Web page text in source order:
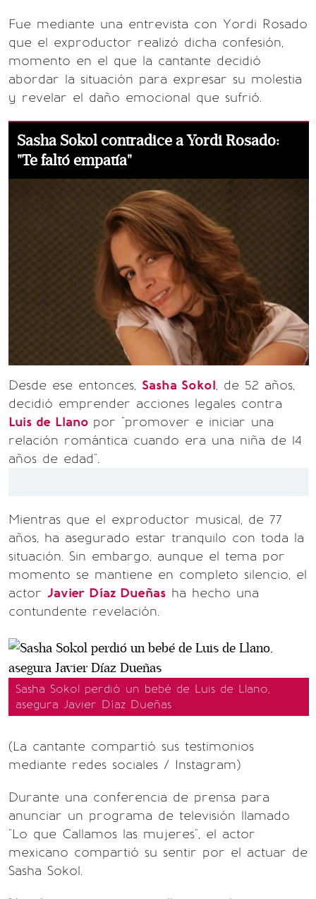
Fue mediante una entrevista con Yordi Rosado
que el exproductor realizó dicha confesión,
momento en el que la cantante decidió
abordar la situación para expresar su molestia
y revelar el daño emocional que sufrió.
Sasha Sokol contradice a Yordi Rosado:
"Te faltó empatía"
Desde ese entonces, Sasha Sokol, de 52 años,
decidió emprender acciones legales contra
Luis de Llano por "promover e iniciar una
relación romántica cuando era una niña de 14
años de edad".
Mientras que el exproductor musical, de 77
años, ha asegurado estar tranquilo con toda la
situación. Sin embargo, aunque el tema por
momento se mantiene en completo silencio, el
actor Javier Díaz Dueñas ha hecho una
contundente revelación.
Sasha Sokol perdió un bebé de Luis de Llano,
asegura Javier Díaz Dueñas
(La cantante compartió sus testimonios
mediante redes sociales / Instagram)
Durante una conferencia de prensa para
anunciar un programa de televisión llamado
"Lo que Callamos las mujeres", el actor
mexicano compartió su sentir por el actuar de
Sasha Sokol.